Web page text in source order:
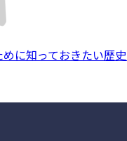
に知っておきたい歴